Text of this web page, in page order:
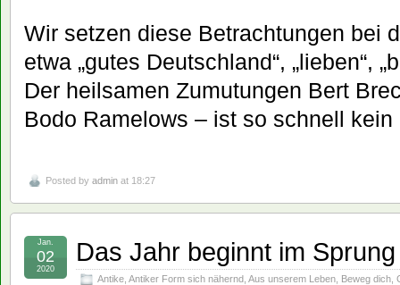
Wir setzen diese Betrachtungen bei
etwa „gutes Deutschland“, „lieben“,
Der heilsamen Zumutungen Bert
Bodo Ramelows – ist so schnell kein
Posted by admin at 18:27
Das Jahr beginnt im
Antike Antiker Form sich nähernd Aus unserem Leben Beweg dich
Jan.
02
2020